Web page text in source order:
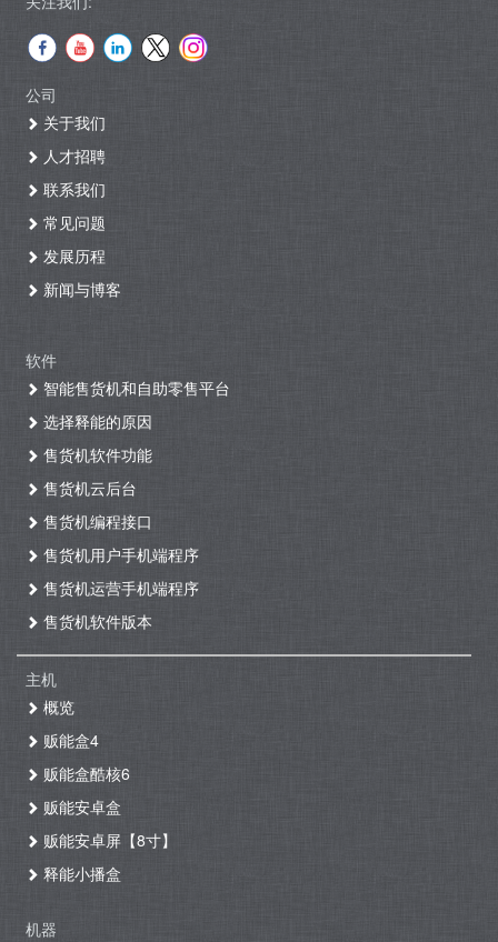
公司
关于我们
人才招聘
联系我们
常见问题
发展历程
新闻与博客
软件
智能售货机和自助零售平台
选择释能的原因
售货机软件功能
售货机云后台
售货机编程接口
售货机用户手机端程序
售货机运营手机端程序
售货机软件版本
主机
概览
贩能盒4
贩能盒酷核6
贩能安卓盒
贩能安卓屏【8寸】
释能小播盒
机器